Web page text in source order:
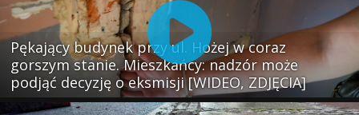
Pękający budynek przy ul. Hożej w coraz
gorszym stanie. Mieszkańcy: nadzór może
podjąć decyzję o eksmisji [WIDEO, ZDJĘCIA]